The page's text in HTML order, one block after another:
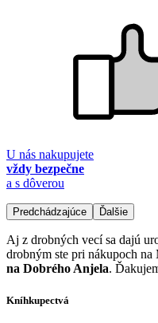
U nás nakupujete
vždy bezpečne
a s dôverou
Predchádzajúce Ďalšie
Aj z drobných vecí sa dajú
drobným ste pri nákupoch na
na Dobrého Anjela.
Kníhkupectvá